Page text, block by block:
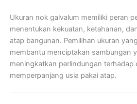
Ukuran nok galvalum memiliki peran
menentukan kekuatan, ketahanan,
atap bangunan. Pemilihan ukuran
membantu menciptakan sambungan
meningkatkan perlindungan terhadap
memperpanjang usia pakai atap.